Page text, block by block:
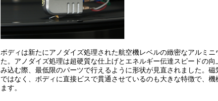
ボディは新たにアノダイズ処理された航空機レベルの緻密なアルミ
た。アノダイズ処理は超硬質な仕上げとエネルギー伝達スピードの
み込む際、最低限のパーツで行えるように形状が見直されました。
ではなく、ボディに直接ビスで貫通させているのも大きな特徴で、
ます。